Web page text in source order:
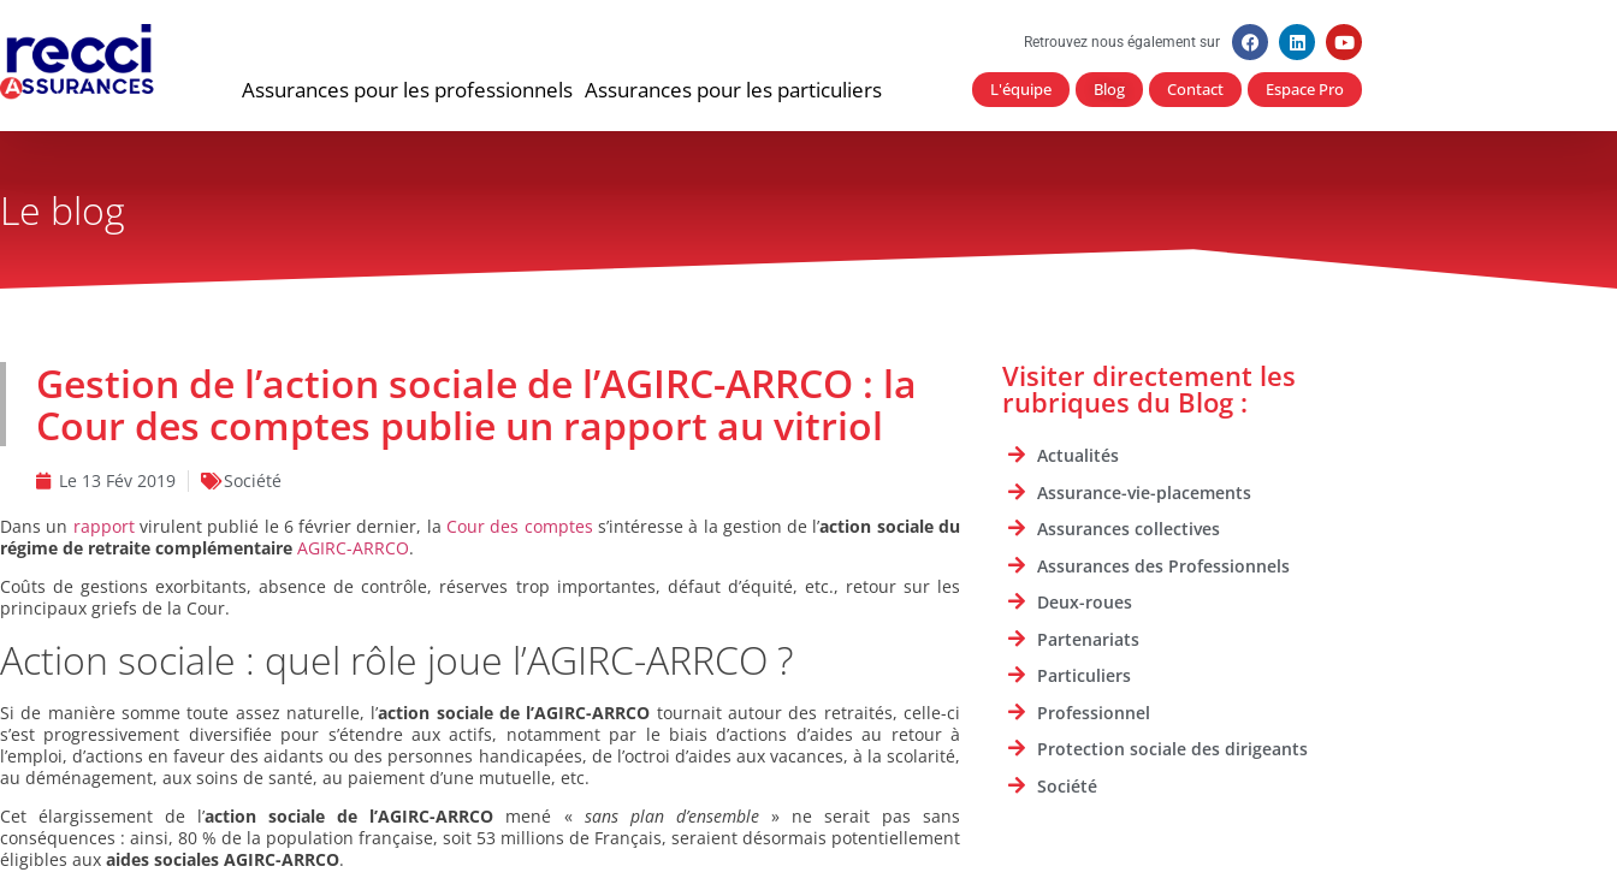
Assurances pour les professionnels Assurances pour les particuliers
Retrouvez nous également sur
L'équipe Blog Contact Espace Pro
Le blog
Gestion de l’action sociale de l’AGIRC-ARRCO : la
Cour des comptes publie un rapport au vitriol
Le 13 Fév 2019
Société
Dans un rapportvirulent publié le 6 février dernier, la Cour des comptes s’intéresse à la gestion de l’action sociale du
régime de retraite complémentaire AGIRC-ARRCO.
Coûts de gestions exorbitants, absence de contrôle, réserves trop importantes, défaut d’équité, etc., retour sur les
principaux griefs de la Cour.
Action sociale : quel rôle joue l’AGIRC-ARRCO ?
Si de manière somme toute assez naturelle, l’action sociale de l’AGIRC-ARRCO tournait autour des retraités, celle-ci
s’est progressivement diversifiée pour s’étendre aux actifs, notamment par le biais d’actions d’aides au retour à
l’emploi, d’actions en faveur des aidants ou des personnes handicapées, de l’octroi d’aides aux vacances, à la scolarité,
au déménagement, aux soins de santé, au paiement d’une mutuelle, etc.
Cet élargissement de l’action sociale de l’AGIRC-ARRCO mené « sans plan d’ensemble» ne serait pas sans
conséquences : ainsi, 80 % de la population française, soit 53 millions de Français, seraient désormais potentiellement
éligibles aux aides sociales AGIRC-ARRCO.
Visiter directement les
rubriques du Blog :
Actualités
Assurance-vie-placements
Assurances collectives
Assurances des Professionnels
Deux-roues
Partenariats
Particuliers
Professionnel
Protection sociale des dirigeants
Société